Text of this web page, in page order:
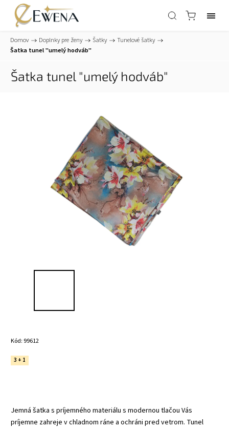
Domov / Doplnky pre ženy / Šatky / Tunelové šatky /
Šatka tunel "umelý hodváb"
Šatka tunel "umelý hodváb"
Kód: 99612
3 + 1
Jemná šatka s príjemného materiálu s modernou tlačou Vás
príjemne zahreje v chladnom ráne a ochráni pred vetrom. Tunel